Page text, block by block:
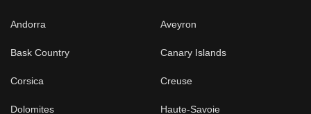
Andorra Aveyron
Bask Country Canary Islands
Corsica Creuse
Dolomites Haute-Savoie